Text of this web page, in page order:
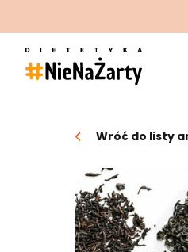
Wróć do listy